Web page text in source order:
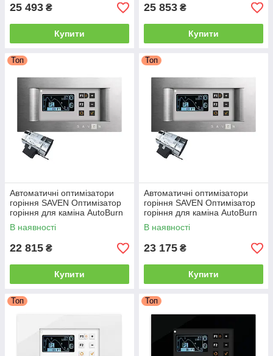
25 493 ₴
Купити
25 853 ₴
Купити
Топ
Автоматичні оптимізатори
горіння SAVEN Оптимізатор
горіння для каміна AutoBurn
100 Автоматика керування
горінням
В наявності
22 815 ₴
Купити
Топ
Автоматичні оптимізатори
горіння SAVEN Оптимізатор
горіння для каміна AutoBurn
120 Автоматика керування
горінням
В наявності
23 175 ₴
Купити
Топ Топ